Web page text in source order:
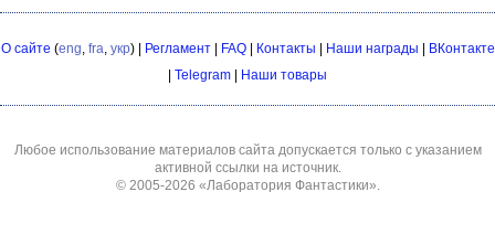
О сайте (eng fra укр) | Регламент| FAQ| Контакты | Наши награды | ВКонтакте
| Telegram | Наши товары
Любое использование материалов сайта допускается только с указанием
активной ссылки на источник.
© 2005-2026 «Лаборатория Фантастики»